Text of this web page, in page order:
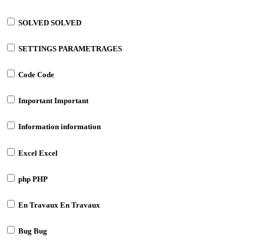
SOLVED SOLVED
SETTINGS PARAMETRAGES
Code Code
ImportantImportant
Information information
Excel Excel
php PHP
En Travaux En Travaux
Bug Bug